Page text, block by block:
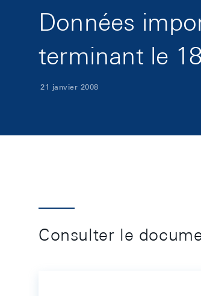
Données
terminant le
21 janvier 2008
Consulter le